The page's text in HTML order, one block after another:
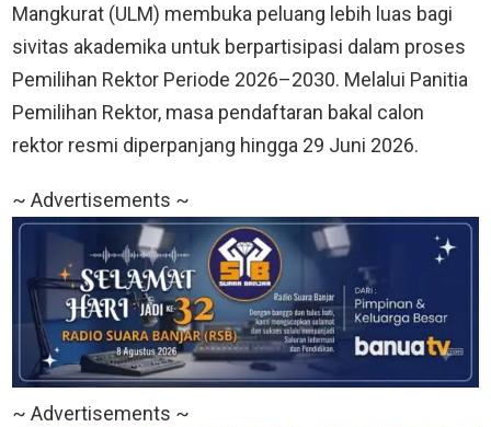
Mangkurat (ULM) membuka peluang lebih luas bagi
sivitas akademika untuk berpartisipasi dalam proses
Pemilihan Rektor Periode 2026–2030. Melalui Panitia
Pemilihan Rektor, masa pendaftaran bakal calon
rektor resmi diperpanjang hingga 29 Juni 2026.
~ Advertisements ~
~ Advertisements ~